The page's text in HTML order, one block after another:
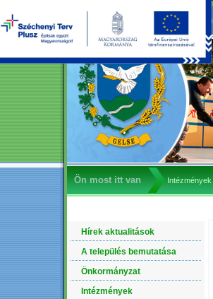
Kezdőlapnak beállítom
Ön most itt van Intézmények
Hírek aktualitások
A település bemutatása
Önkormányzat
Intézmények